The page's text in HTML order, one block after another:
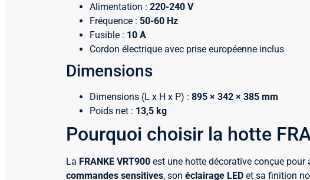
Alimentation : 220-240 V
Fréquence : 50-60 Hz
Fusible : 10 A
Cordon électrique avec prise européenne inclus
Dimensions
Dimensions (L x H x P) : 895 × 342 × 385 mm
Poids net : 13,5 kg
Pourquoi choisir la hotte
La FRANKE VRT900 est une hotte décorative conçue pour
commandes sensitives, son éclairage LED et sa finition